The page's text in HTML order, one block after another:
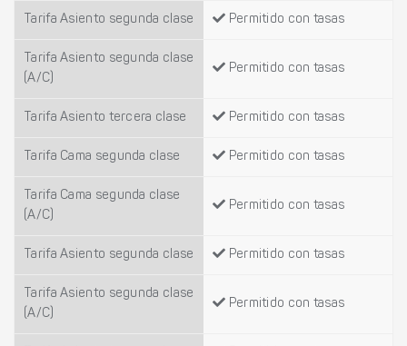
Tarifa Asiento segunda clase Permitido con tasas
Tarifa Asiento segunda clase
(A/C)
Permitido con tasas
Tarifa Asiento tercera clase Permitido con tasas
Tarifa Cama segunda clase Permitido con tasas
Tarifa Cama segunda clase
(A/C)
Permitido con tasas
Tarifa Asiento segunda clase Permitido con tasas
Tarifa Asiento segunda clase
(A/C)
Permitido con tasas